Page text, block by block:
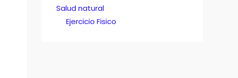
Salud natural
Ejercicio Fisico